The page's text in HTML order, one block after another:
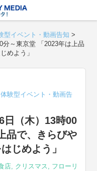
型イベント・動画告知 >
分～東京堂 「2023年は上品
めよう」
体験型イベント・動画告
日（木）13時00
品で、きらびや
じめよう」
店, クリスマス, フローリ